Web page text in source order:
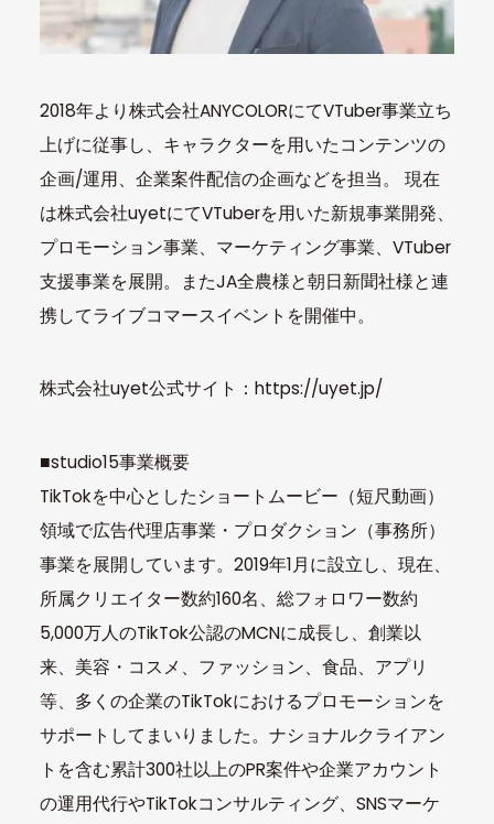
2018年より株式会社ANYCOLORにてVTuber事業立ち
上げに従事し、キャラクターを用いたコンテンツの
企画/運用、企業案件配信の企画などを担当。 現在
は株式会社uyetにてVTuberを用いた新規事業開発、
プロモーション事業、マーケティング事業、VTuber
支援事業を展開。またJA全農様と朝日新聞社様と連
携してライブコマースイベントを開催中。
株式会社uyet公式サイト：https://uyet.jp/
■studio15事業概要
TikTokを中心としたショートムービー（短尺動画）
領域で広告代理店事業・プロダクション（事務所）
事業を展開しています。2019年1月に設立し、現在、
所属クリエイター数約160名、総フォロワー数約
5,000万人のTikTok公認のMCNに成長し、創業以
来、美容・コスメ、ファッション、食品、アプリ
等、多くの企業のTikTokにおけるプロモーションを
サポートしてまいりました。ナショナルクライアン
トを含む累計300社以上のPR案件や企業アカウント
の運用代行やTikTokコンサルティング、SNSマーケ